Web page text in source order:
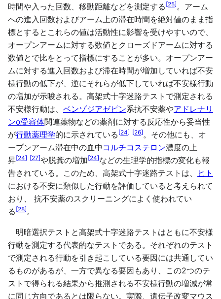
時間や入った回数、移動距離などを測定する [25] 。アーム
への進入回数およびアーム上の滞在時間を絶対値のまま指
標とするとこれらの値は活動性に影響を受けやすいので、
オープンアームに対する数値とクローズドアームに対する
数値とで比をとって指標にすることが多い。オープンアー
ムに対する進入回数および滞在時間が増加していれば不安
様行動の低下が、逆にそれらが低下していれば不安様行動
の増加が示唆される。高架式十字迷路テストで測定される
不安様行動は、 ベンゾジアゼピン系抗不安薬やアドレナリ
ンα受容体関連薬物などの薬剤に対する反応性から妥当性
が行動薬理学的に示されている [24] [26] 。その他にも、オ
ープンアーム滞在中の血中 コルチコステロン濃度の上
昇[24] [27]や脱糞の増加[24]などの生理学的指標の変化も報
告されている。このため、高架式十字迷路テストは、
ヒト
における不安に類似した行動を評価していると考えられて
おり、 抗不安薬のスクリーニングによく使われてい
る [28] 。
明暗選択テストと高架式十字迷路テストはともに不安様
行動を測定する代表的なテストである。それぞれのテスト
で測定される行動を引き起こしている要因には共通してい
るものがあるが、一方で異なる要因もあり、この2つのテ
ストで得られる結果から推測される不安様行動の増減が常
に同じ方向であるとは限らない。実際、遺伝子改変マウス